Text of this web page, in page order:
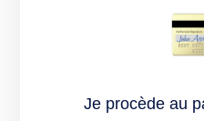
Je procède au